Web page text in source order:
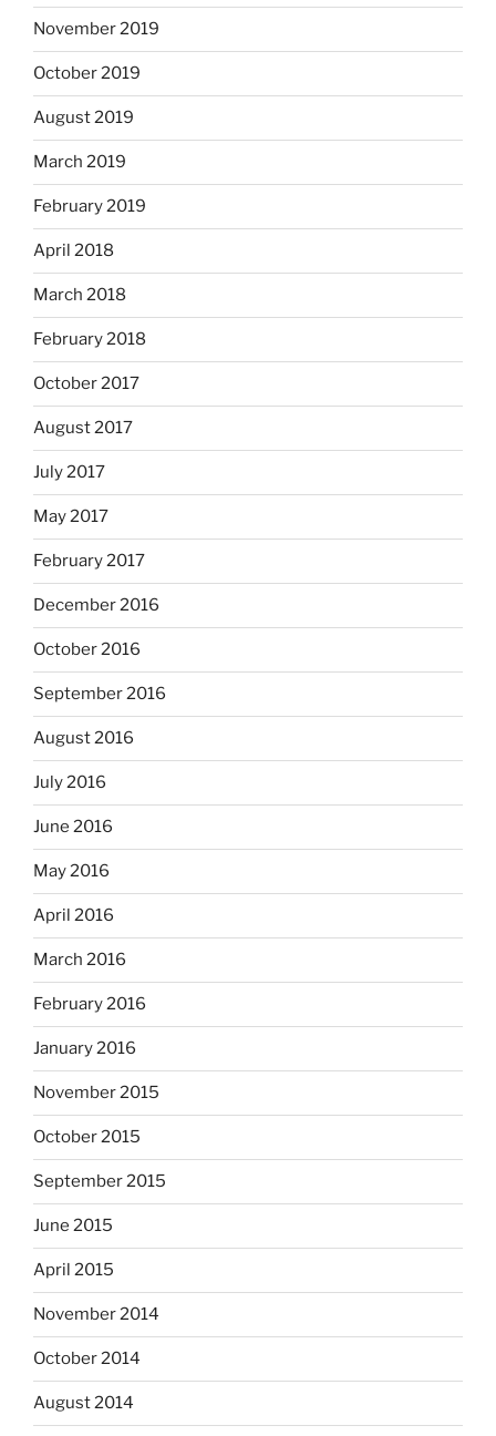
November 2019
October 2019
August 2019
March 2019
February 2019
April 2018
March 2018
February 2018
October 2017
August 2017
July 2017
May 2017
February 2017
December 2016
October 2016
September 2016
August 2016
July 2016
June 2016
May 2016
April 2016
March 2016
February 2016
January 2016
November 2015
October 2015
September 2015
June 2015
April 2015
November 2014
October 2014
August 2014